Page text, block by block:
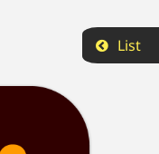
List